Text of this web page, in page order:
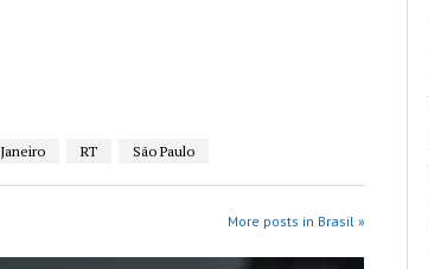
RT São Paulo
More posts in Brasil »